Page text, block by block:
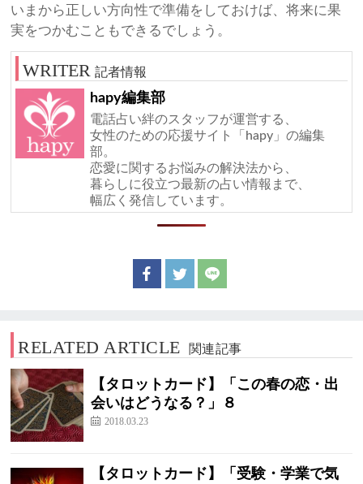
いまから正しい方向性で準備をしておけば、将来に果
実をつかむこともできるでしょう。
記者情報
hapy編集部
電話占い絆のスタッフが運営する、
女性のための応援サイト「hapy」の編集
部。
恋愛に関するお悩みの解決法から、
暮らしに役立つ最新の占い情報まで、
幅広く発信しています。
RELATED ARTICLE 関連記事
【タロットカード】「この春の恋・出
会いはどうなる？」８
2018.03.23
【タロットカード】「受験・学業で気